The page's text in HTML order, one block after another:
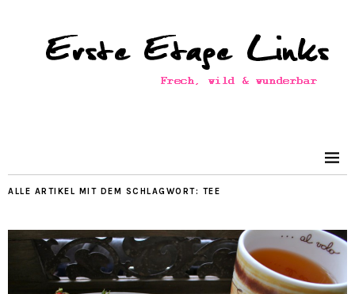
ALLE ARTIKEL MIT DEM SCHLAGWORT: TEE